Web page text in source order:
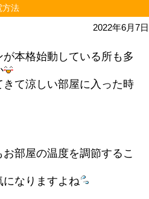
方法
2022年6月7日
本格始動している所も多
て涼しい部屋に入った時
部屋の温度を調節するこ
になりますよね